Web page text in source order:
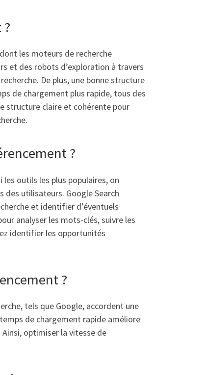
les moteurs de recherche
et des robots d’exploration à travers
De plus, une bonne structure
de chargement plus rapide, tous des
structure claire et cohérente pour
?
outils les plus populaires, on
utilisateurs. Google Search
et identifier d’éventuels
analyser les mots-clés, suivre les
identifier les opportunités
?
tels que Google, accordent une
de chargement rapide améliore
optimiser la vitesse de